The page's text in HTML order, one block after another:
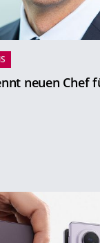
neuen Chef